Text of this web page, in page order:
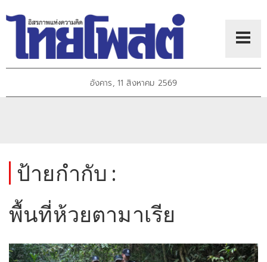
อังคาร, 11 สิงหาคม 2569
ป้ายกำกับ :
พื้นที่ห้วยตามาเรีย